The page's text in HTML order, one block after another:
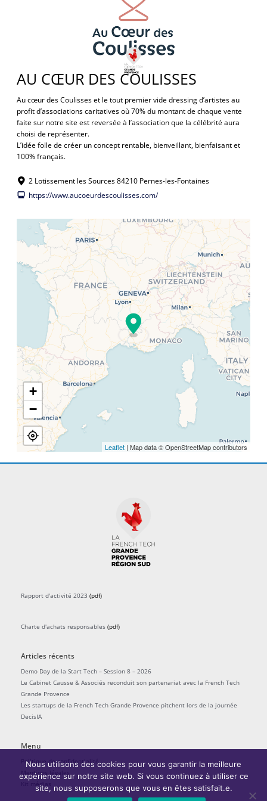
AU CŒUR DES COULISSES
Au cœur des Coulisses et le tout premier vide dressing d’artistes au
profit d’associations caritatives où 70% du montant de chaque vente
faite sur notre site est reversée à l’association que la célébrité aura
choisi de représenter.
L’idée folle de créer un concept rentable, bienveillant, bienfaisant et
100% français.
2 Lotissement les Sources 84210 Pernes-les-Fontaines
https://www.aucoeurdescoulisses.com/
+
−
Leaflet| Map data © OpenStreetMap contributors
Rapport d'activité 2023 (pdf)
Charte d'achats responsables (pdf)
Articles récents
Demo Day de la Start Tech – Session 8 – 2026
Le Cabinet Causse & Associés reconduit son partenariat avec la French Tech
Grande Provence
Les startups de la French Tech Grande Provence pitchent lors de la journée
DecisIA
Menu
Politique de confidentialité
Mentions légales
Kit médias
Nous utilisons des cookies pour vous garantir la meilleure
expérience sur notre site web. Si vous continuez à utiliser ce
site, nous supposerons que vous en êtes satisfait.e.